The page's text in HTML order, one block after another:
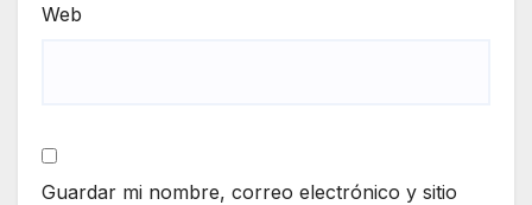
Web
Guardar mi nombre, correo electrónico y sitio